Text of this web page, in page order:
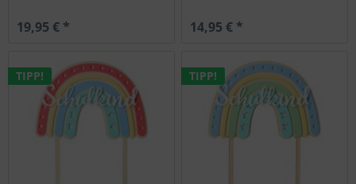
19,95 € * 14,95 € *
TIPP! TIPP!